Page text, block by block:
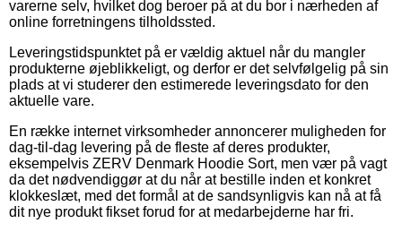
varerne selv, hvilket dog beroer på at du bor i nærheden af
online forretningens tilholdssted.
Leveringstidspunktet på er vældig aktuel når du mangler
produkterne øjeblikkeligt, og derfor er det selvfølgelig på sin
plads at vi studerer den estimerede leveringsdato for den
aktuelle vare.
En række internet virksomheder annoncerer muligheden for
dag-til-dag levering på de fleste af deres produkter,
eksempelvis ZERV Denmark Hoodie Sort, men vær på vagt
da det nødvendiggør at du når at bestille inden et konkret
klokkeslæt, med det formål at de sandsynligvis kan nå at få
dit nye produkt fikset forud for at medarbejderne har fri.